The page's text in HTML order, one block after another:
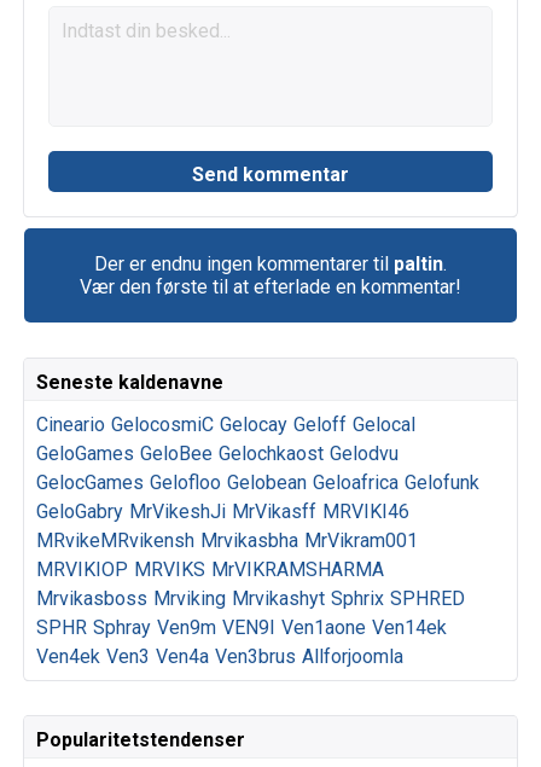
Der er endnu ingen kommentarer til paltin.
Vær den første til at efterlade en kommentar!
Seneste kaldenavne
Cineario GelocosmiC Gelocay Geloff Gelocal
GeloGames GeloBee Gelochkaost Gelodvu
GelocGames Gelofloo Gelobean Geloafrica Gelofunk
GeloGabry MrVikeshJi MrVikasff MRVIKI46
MRvikeMRvikensh Mrvikasbha MrVikram001
MRVIKIOP MRVIKS MrVIKRAMSHARMA
Mrvikasboss Mrviking Mrvikashyt Sphrix SPHRED
SPHR Sphray Ven9m VEN9I Ven1aone Ven14ek
Ven4ek Ven3 Ven4a Ven3brus Allforjoomla
Popularitetstendenser